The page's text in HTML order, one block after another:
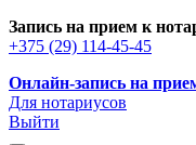
Запись на прием к
+375 (29) 114-45-45
Онлайн-запись на
Для нотариусов
Выйти